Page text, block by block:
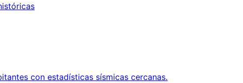
con estadísticas sísmicas cercanas.